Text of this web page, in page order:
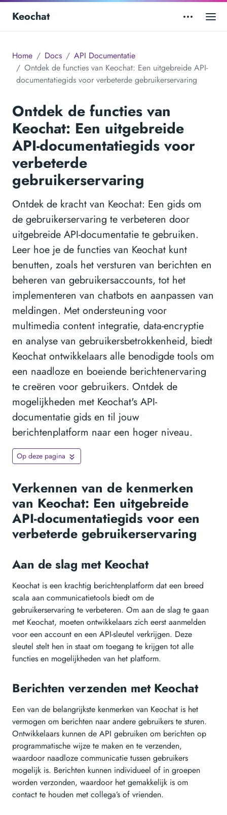
Keochat
Home Docs
API Documentatie
Ontdek de functies van Keochat: Een uitgebreide API-
documentatiegids voor verbeterde gebruikerservaring
Ontdek de functies van
Keochat: Een uitgebreide
API-documentatiegids voor
verbeterde
gebruikerservaring
Ontdek de kracht van Keochat: Een gids om
de gebruikerservaring te verbeteren door
uitgebreide API-documentatie te gebruiken.
Leer hoe je de functies van Keochat kunt
benutten, zoals het versturen van berichten en
beheren van gebruikersaccounts, tot het
implementeren van chatbots en aanpassen van
meldingen. Met ondersteuning voor
multimedia content integratie, data-encryptie
en analyse van gebruikersbetrokkenheid, biedt
Keochat ontwikkelaars alle benodigde tools om
een naadloze en boeiende berichtenervaring
te creëren voor gebruikers. Ontdek de
mogelijkheden met Keochat's API-
documentatie gids en til jouw
berichtenplatform naar een hoger niveau.
Op deze pagina
Verkennen van de kenmerken
van Keochat: Een uitgebreide
API-documentatiegids voor een
verbeterde gebruikerservaring
Aan de slag met Keochat
Keochat is een krachtig berichtenplatform dat een breed
scala aan communicatietools biedt om de
gebruikerservaring te verbeteren. Om aan de slag te gaan
met Keochat, moeten ontwikkelaars zich eerst aanmelden
voor een account en een API-sleutel verkrijgen. Deze
sleutel stelt hen in staat om toegang te krijgen tot alle
functies en mogelijkheden van het platform.
Berichten verzenden met Keochat
Een van de belangrijkste kenmerken van Keochat is het
vermogen om berichten naar andere gebruikers te sturen.
Ontwikkelaars kunnen de API gebruiken om berichten op
programmatische wijze te maken en te verzenden,
waardoor naadloze communicatie tussen gebruikers
mogelijk is. Berichten kunnen individueel of in groepen
worden verzonden, waardoor het gemakkelijk is om
contact te houden met collega’s of vrienden.